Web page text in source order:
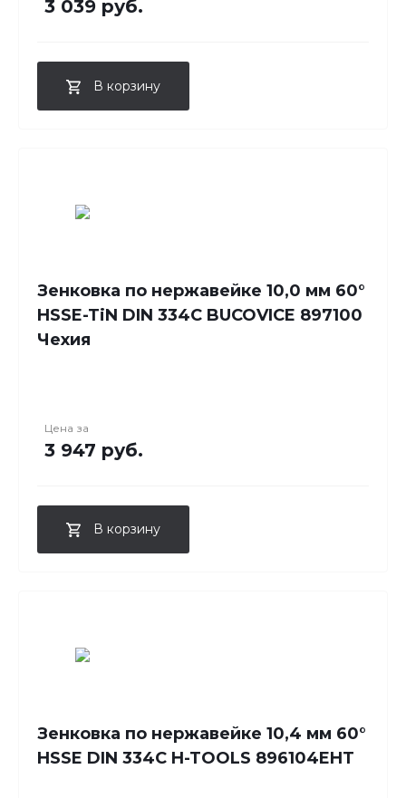
3 039 руб.
В корзину
Зенковка по нержавейке 10,0 мм 60°
HSSE-TiN DIN 334C BUCOVICE 897100
Чехия
Цена за
3 947 руб.
В корзину
Зенковка по нержавейке 10,4 мм 60°
HSSE DIN 334C H-TOOLS 896104EHT